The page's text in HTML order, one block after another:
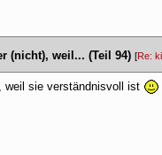
(nicht), weil... (Teil 94) [Re:
weil sie verständnisvoll ist